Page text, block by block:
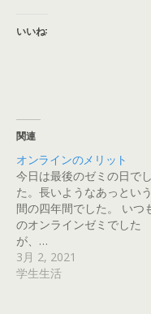
いいね:
関連
オンラインのメリット
今日は最後のゼミの日でし
た。長いようなあっという
間の四年間でした。 いつ
のオンラインゼミでした
が、…
3月 2, 2021
学生生活